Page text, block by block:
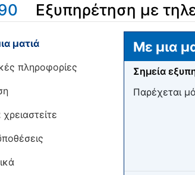
Εξυπηρέτηση με
σε: πλοήγηση
ματιά
πληροφορίες
χρειαστείτε
Με μια
Σημεία
Παρέχεται